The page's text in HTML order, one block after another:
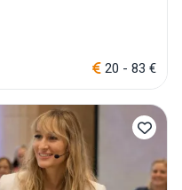
20 - 83 €